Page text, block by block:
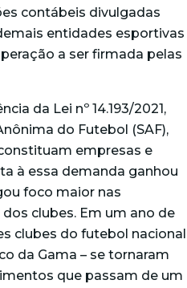
contábeis divulgadas
entidades esportivas
a ser firmada pelas
da Lei nº 14.193/2021,
do Futebol (SAF),
empresas e
à essa demanda ganhou
foco maior nas
clubes. Em um ano de
clubes do futebol nacional
da Gama – se tornaram
que passam de um